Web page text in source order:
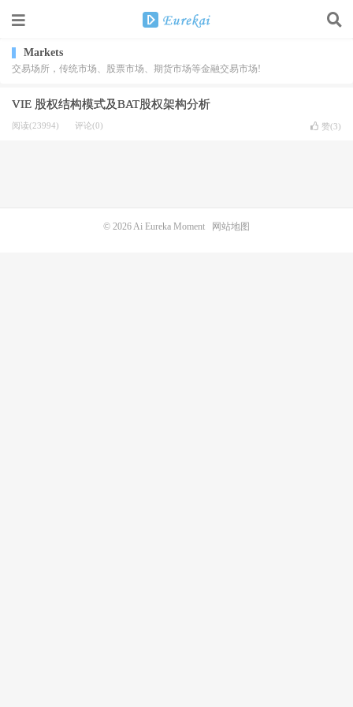
Markets
交易场所，传统市场、股票市场、期货市场等金融交易市场!
VIE 股权结构模式及BAT股权架构分析
阅读(23994) 评论(0) 赞(3)
© 2026Ai Eureka Moment 网站地图